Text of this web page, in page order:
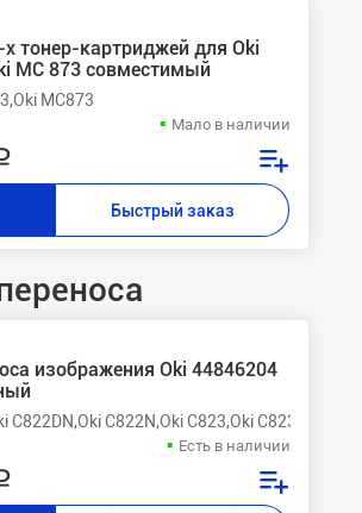
тонер-картриджей для Oki
MC 873 совместимый
MC873
Мало в наличии
Быстрый заказ
изображения Oki 44846204
C822DN,Oki C822N,Oki C823,Oki C823n,Oki
Есть в наличии